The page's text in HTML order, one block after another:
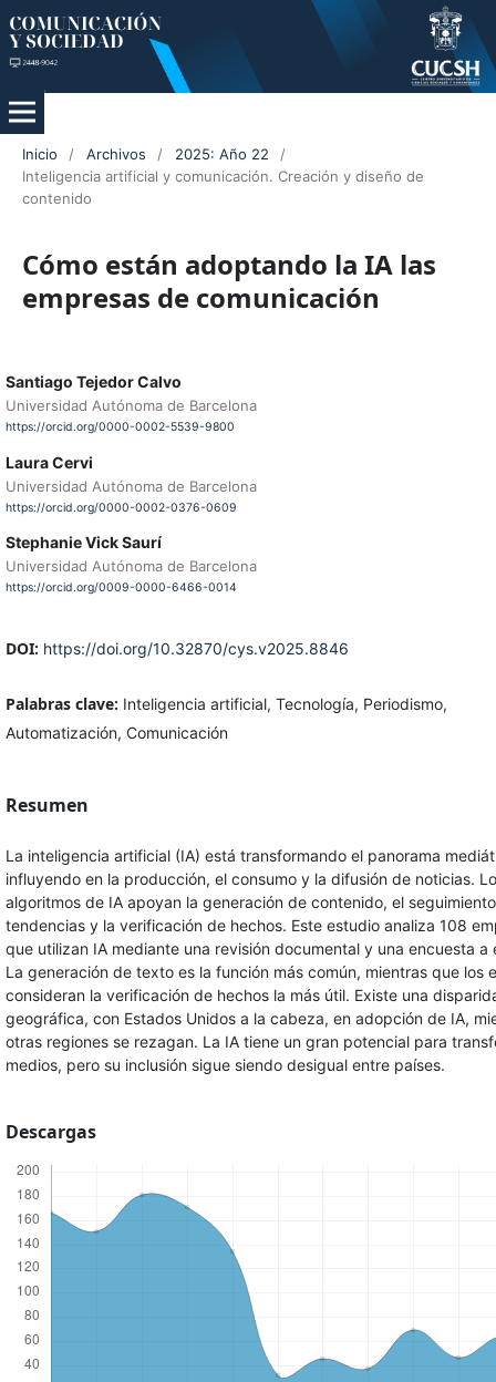
Inicio / Archivos / 2025: Año 22
/
Inteligencia artificial y comunicación. Creación y diseño de
contenido
Cómo están adoptando la IA las
empresas de comunicación
Santiago Tejedor Calvo
Universidad Autónoma de Barcelona
https://orcid.org/0000-0002-5539-9800
Laura Cervi
Universidad Autónoma de Barcelona
https://orcid.org/0000-0002-0376-0609
Stephanie Vick Saurí
Universidad Autónoma de Barcelona
https://orcid.org/0009-0000-6466-0014
DOI: https://doi.org/10.32870/cys.v2025.8846
Palabras clave: Inteligencia artificial, Tecnología, Periodismo,
Automatización, Comunicación
Resumen
La inteligencia artificial (IA) está transformando el panorama
influyendo en la producción, el consumo y la difusión de noticias.
algoritmos de IA apoyan la generación de contenido, el
tendencias y la verificación de hechos. Este estudio analiza 108
que utilizan IA mediante una revisión documental y una encuesta a
La generación de texto es la función más común, mientras que los
consideran la verificación de hechos la más útil. Existe una
geográfica, con Estados Unidos a la cabeza, en adopción de IA,
otras regiones se rezagan. La IA tiene un gran potencial para
medios, pero su inclusión sigue siendo desigual entre países.
Descargas